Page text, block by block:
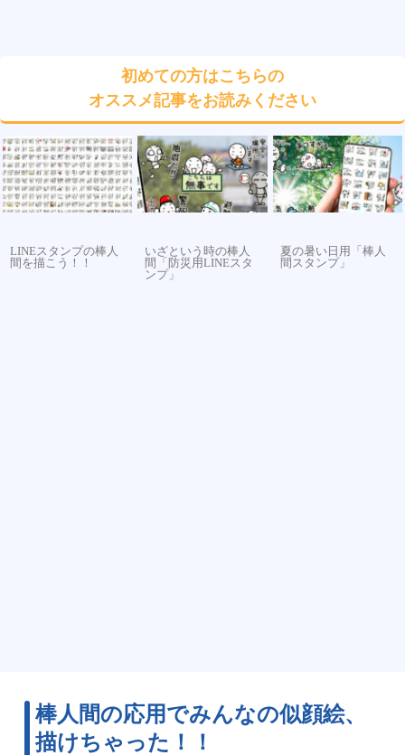
初めての方はこちらの
オススメ記事をお読みください
LINEスタンプの棒人
間を描こう！！
いざという時の棒人
間「防災用LINEスタ
ンプ」
夏の暑い日用「棒人
間スタンプ」
棒人間の応用でみんなの似顔絵、
描けちゃった！！